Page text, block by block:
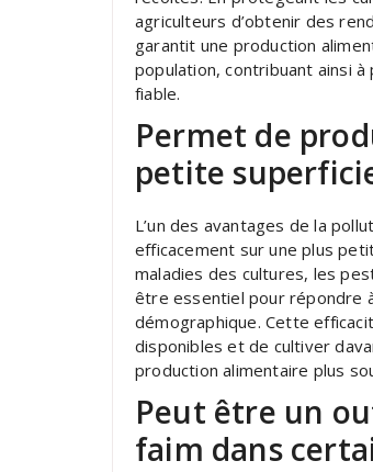
agriculteurs d’obtenir des
garantit une production
population, contribuant ainsi
fiable.
Permet de
petite
L’un des avantages de la
efficacement sur une plus
maladies des cultures, les
être essentiel pour répondre
démographique. Cette
disponibles et de cultiver
production alimentaire plus
Peut être un
faim dans